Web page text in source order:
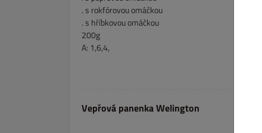
. s rokfórovou omáčkou
. s hříbkovou omáčkou
200g
A: 1,6,4,
Vepřová panenka Welington